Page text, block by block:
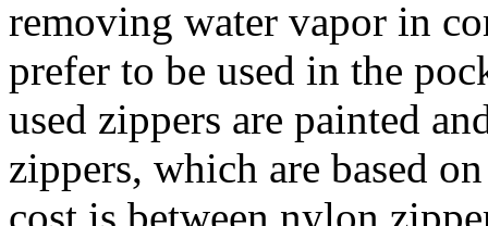
removing water vapor in
prefer to be used in the
used zippers are painted
zippers, which are based
cost is between nylon